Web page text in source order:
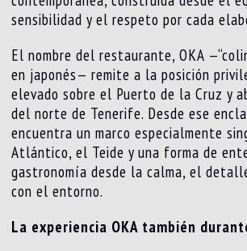
sensibilidad y el respeto por cada
El nombre del restaurante, OKA
en japonés— remite a la posición
elevado sobre el Puerto de la Cruz y
del norte de Tenerife. Desde ese
encuentra un marco especialmente
Atlántico, el Teide y una forma de
gastronomía desde la calma, el
con el entorno.
La experiencia OKA también